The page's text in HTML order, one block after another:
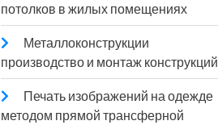
потолков в жилых помещениях
Металлоконструкции
производство и монтаж конструкций
Печать изображений на одежде
методом прямой трансферной